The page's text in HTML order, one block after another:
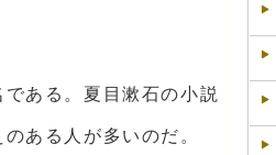
ある。夏目漱石の小説
ある人が多いのだ。